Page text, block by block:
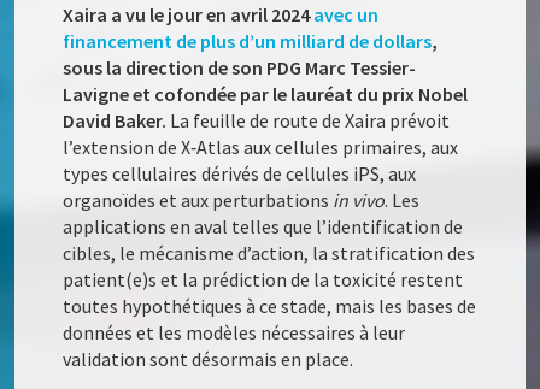
Xaira a vu le jour en avril 2024avec un
financement de plus d’un milliard de dollars,
sous la direction de son PDG Marc Tessier-
Lavigne et cofondée par le lauréat du prix Nobel
David Baker. La feuille de route de Xaira prévoit
l’extension de X‑Atlas aux cellules primaires, aux
types cellulaires dérivés de cellules iPS, aux
organoïdes et aux perturbations in vivo. Les
applications en aval telles que l’identification de
cibles, le mécanisme d’action, la stratification des
patient(e)s et la prédiction de la toxicité restent
toutes hypothétiques à ce stade, mais les bases de
données et les modèles nécessaires à leur
validation sont désormais en place.